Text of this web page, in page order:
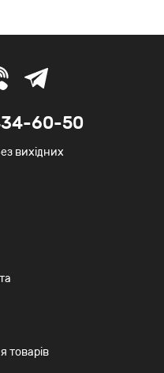
60-50
вихідних
товарів